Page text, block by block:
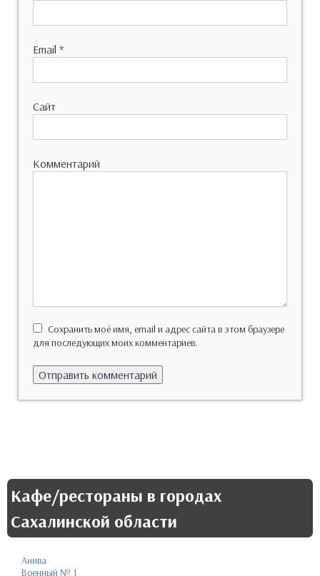
Email *
Сайт
Комментарий
Сохранить моё имя, email и адрес сайта в этом браузере
для последующих моих комментариев.
Кафе/рестораны в городах
Сахалинской области
Анива
Военный № 1